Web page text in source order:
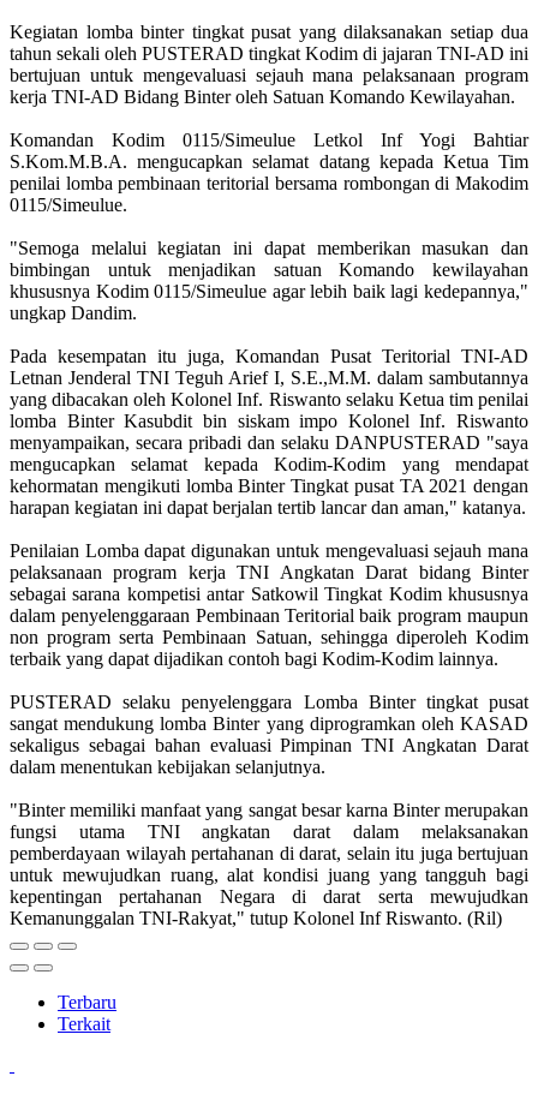
Kegiatan lomba binter tingkat pusat yang dilaksanakan setiap dua
tahun sekali oleh PUSTERAD tingkat Kodim di jajaran TNI-AD ini
bertujuan untuk mengevaluasi sejauh mana pelaksanaan program
kerja TNI-AD Bidang Binter oleh Satuan Komando Kewilayahan.
Komandan Kodim 0115/Simeulue Letkol Inf Yogi Bahtiar
S.Kom.M.B.A. mengucapkan selamat datang kepada Ketua Tim
penilai lomba pembinaan teritorial bersama rombongan di Makodim
0115/Simeulue.
"Semoga melalui kegiatan ini dapat memberikan masukan dan
bimbingan untuk menjadikan satuan Komando kewilayahan
khususnya Kodim 0115/Simeulue agar lebih baik lagi kedepannya,"
ungkap Dandim.
Pada kesempatan itu juga, Komandan Pusat Teritorial TNI-AD
Letnan Jenderal TNI Teguh Arief I, S.E.,M.M. dalam sambutannya
yang dibacakan oleh Kolonel Inf. Riswanto selaku Ketua tim penilai
lomba Binter Kasubdit bin siskam impo Kolonel Inf. Riswanto
menyampaikan, secara pribadi dan selaku DANPUSTERAD "saya
mengucapkan selamat kepada Kodim-Kodim yang mendapat
kehormatan mengikuti lomba Binter Tingkat pusat TA 2021 dengan
harapan kegiatan ini dapat berjalan tertib lancar dan aman," katanya.
Penilaian Lomba dapat digunakan untuk mengevaluasi sejauh mana
pelaksanaan program kerja TNI Angkatan Darat bidang Binter
sebagai sarana kompetisi antar Satkowil Tingkat Kodim khususnya
dalam penyelenggaraan Pembinaan Teritorial baik program maupun
non program serta Pembinaan Satuan, sehingga diperoleh Kodim
terbaik yang dapat dijadikan contoh bagi Kodim-Kodim lainnya.
PUSTERAD selaku penyelenggara Lomba Binter tingkat pusat
sangat mendukung lomba Binter yang diprogramkan oleh KASAD
sekaligus sebagai bahan evaluasi Pimpinan TNI Angkatan Darat
dalam menentukan kebijakan selanjutnya.
"Binter memiliki manfaat yang sangat besar karna Binter merupakan
fungsi utama TNI angkatan darat dalam melaksanakan
pemberdayaan wilayah pertahanan di darat, selain itu juga bertujuan
untuk mewujudkan ruang, alat kondisi juang yang tangguh bagi
kepentingan pertahanan Negara di darat serta mewujudkan
Kemanunggalan TNI-Rakyat," tutup Kolonel Inf Riswanto. (Ril)
Terbaru
Terkait